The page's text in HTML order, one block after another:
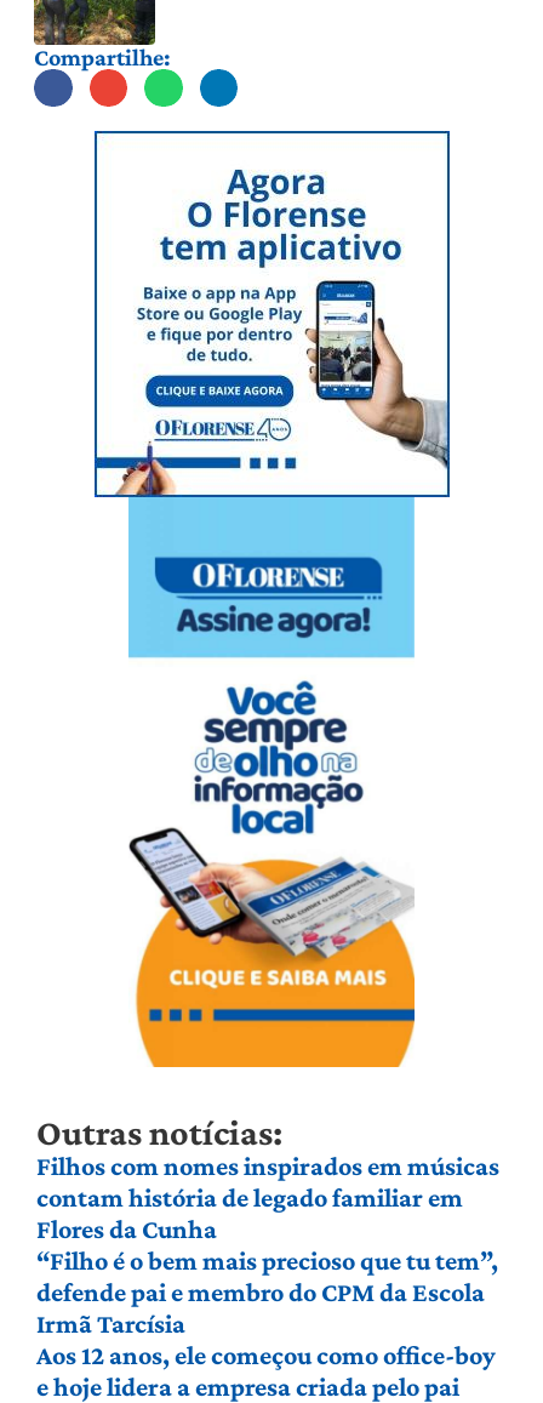
Compartilhe:
Outras notícias:
Filhos com nomes inspirados em músicas
contam história de legado familiar em
Flores da Cunha
“Filho é o bem mais precioso que tu tem”,
defende pai e membro do CPM da Escola
Irmã Tarcísia
Aos 12 anos, ele começou como office-boy
e hoje lidera a empresa criada pelo pai